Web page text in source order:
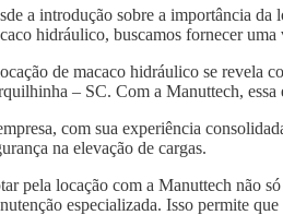
a introdução sobre a importância da
hidráulico, buscamos fornecer uma
de macaco hidráulico se revela
– SC. Com a Manuttech, essa
com sua experiência
na elevação de cargas.
pela locação com a Manuttech não
especializada. Isso permite